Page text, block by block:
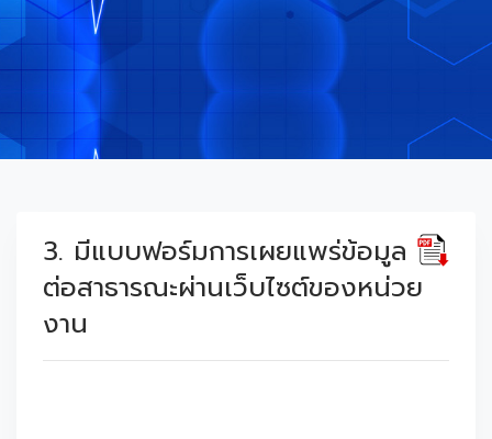
3. มีแบบฟอร์มการเผยแพร่ข้อมูล
ต่อสาธารณะผ่านเว็บไซต์ของหน่วย
งาน